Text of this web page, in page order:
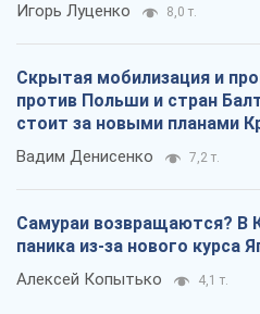
Игорь Луценко 8,0 т.
Скрытая мобилизация и
против Польши и стран
стоит за новыми планами
Вадим Денисенко 7,2 т.
Самураи возвращаются? В
паника из-за нового курса
Алексей Копытько 4,1 т.